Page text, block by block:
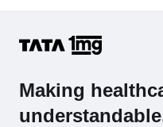
Making